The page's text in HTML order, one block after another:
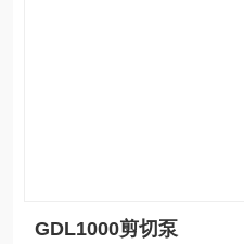
GDL1000剪切泵